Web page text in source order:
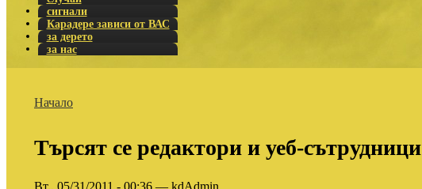
сигнали
Карадере зависи от ВАС
за дерето
за нас
Начало
Търсят се редактори и уеб-сътрудници
Вт., 05/31/2011 - 00:36 — kdAdmin